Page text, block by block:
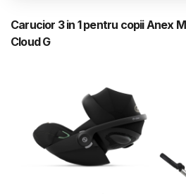
Italbaby Collections
CARUCIOARE COPII
SCAUNE AUTO
SCOICI AUTO
Carucior 3 in 1 pentru copii Anex
Cloud G
Alege culoarea cadrului